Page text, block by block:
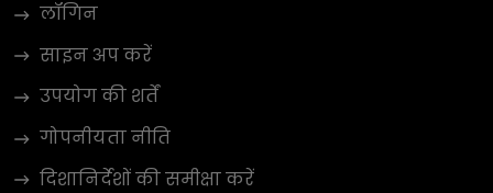
लॉगिन
साइन अप करें
उपयोग की शर्तें
गोपनीयता नीति
दिशानिर्देशों की समीक्षा करें